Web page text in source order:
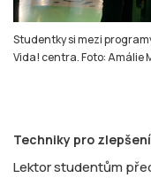
Studentky si mezi
Vida! centra. Foto: Amálie
Techniky pro
Lektor studentům